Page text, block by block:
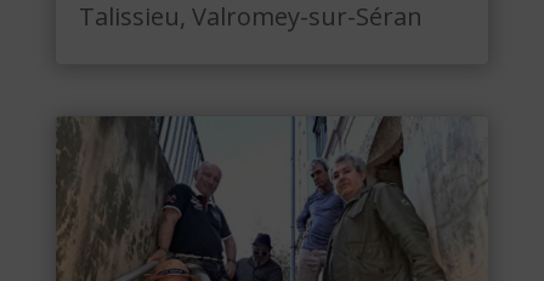
Talissieu, Valromey-sur-Séran